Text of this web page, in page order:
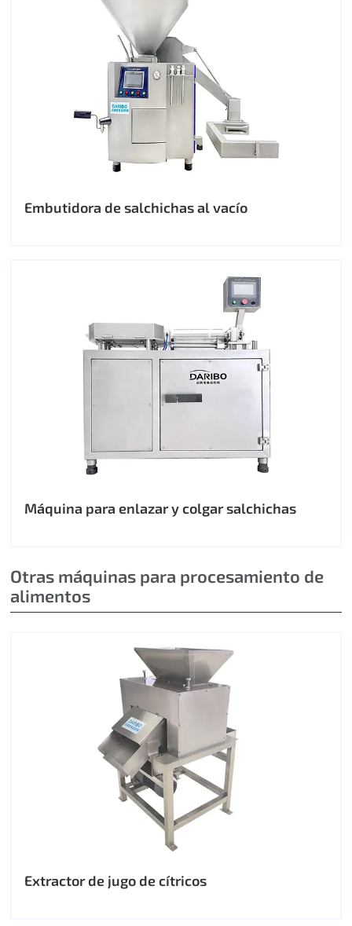
Embutidora de salchichas al vacío
Máquina para enlazar y colgar salchichas
Otras máquinas para procesamiento de
alimentos
Extractor de jugo de cítricos